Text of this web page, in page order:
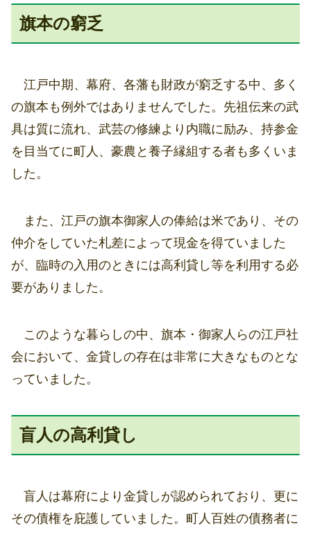
旗本の窮乏
江戸中期、幕府、各藩も財政が窮乏する中、多く
の旗本も例外ではありませんでした。先祖伝来の武
具は質に流れ、武芸の修練より内職に励み、持参金
を目当てに町人、豪農と養子縁組する者も多くいま
した。
また、江戸の旗本御家人の俸給は米であり、その
仲介をしていた札差によって現金を得ていました
が、臨時の入用のときには高利貸し等を利用する必
要がありました。
このような暮らしの中、旗本・御家人らの江戸社
会において、金貸しの存在は非常に大きなものとな
っていました。
盲人の高利貸し
盲人は幕府により金貸しが認められており、更に
その債権を庇護していました。町人百姓の債務者に